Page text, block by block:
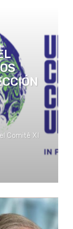
Comitê XI